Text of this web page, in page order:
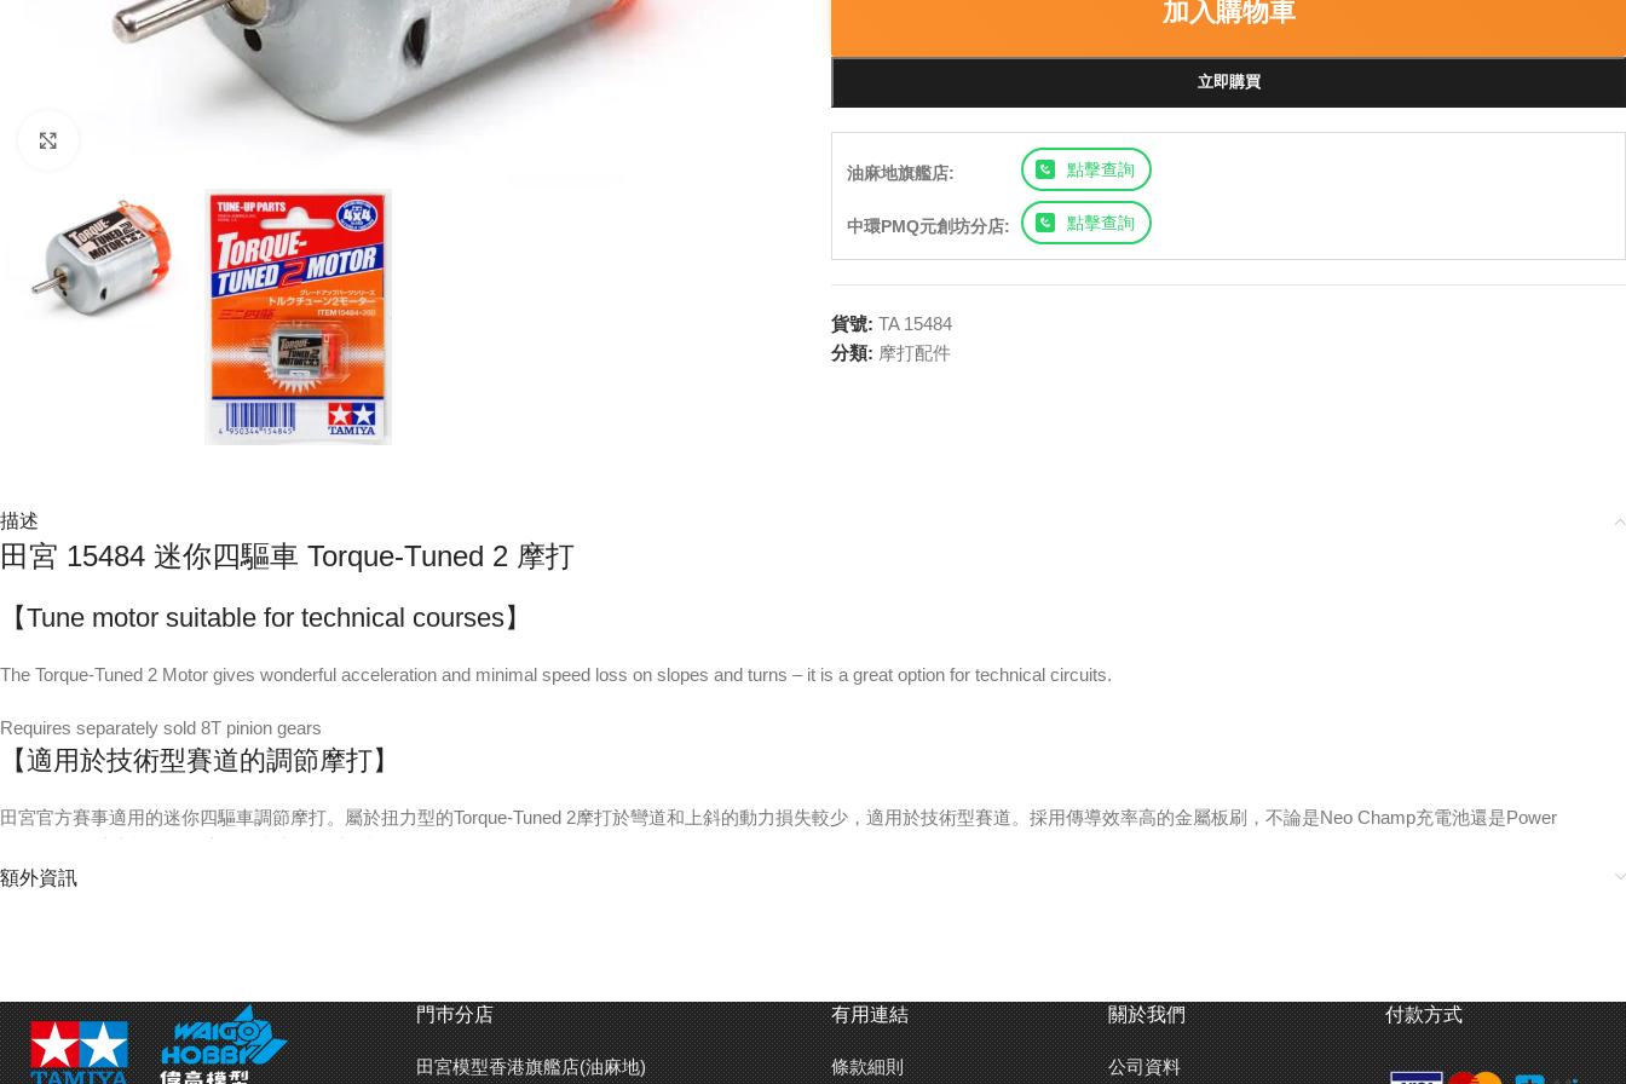
加入購物車
立即購買
油麻地旗艦店: 點擊查詢
中環PMQ元創坊分店: 點擊查詢
貨號: TA 15484
分類: 摩打配件
描述
田宮 15484 迷你四驅車 Torque-Tuned 2 摩打
【Tune motor suitable for technical courses】
The Torque-Tuned 2 Motor gives wonderful acceleration and minimal speed loss on slopes and turns – it is a great option for technical circuits.
Requires separately sold 8T pinion gears
【適用於技術型賽道的調節摩打】
田宮官方賽事適用的迷你四驅車調節摩打。屬於扭力型的Torque-Tuned 2摩打於彎道和上斜的動力損失較少，適用於技術型賽道。採用傳導效率高的金屬板刷，不論是Neo Champ充電池還是Power
Recommended load torque: 1.6 to 2.0 mN-m
Rotation speed: 12300 to 14700 r/min
Current consumption: 1.7 to 2.0 A *Recommended load torque
額外資訊
門巿分店
田宮模型香港旗艦店(油麻地)
有用連結
條款細則
關於我們
公司資料
付款方式